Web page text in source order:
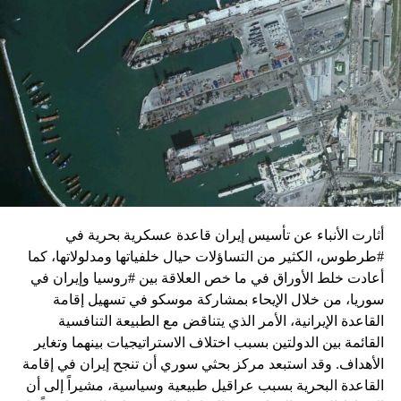
زيارة تأتي في إطار الجهود الدبلوماسية المكثفة التي تبذلها
واشنطن للدفع بالمفاوضات والتوصل إلى اتفاق لوقف لإطلاق
النار في غزة.
ويبدو أن نتنياهو استبق زيارة بلينكن لإسرائيل بالتأكيد على أن
الضغوط يجب أن تتوجه إلى حماس، وليس على حكومته.
كما وقال بيان من مكتب نتنياهو إنه مصر على بقاء القوات
الإسرائيلية في محور فيلادلفيا “لمنع الإرهابيين من إعادة
التسلح”.
وفي هذا السياق، قال الكاتب والباحث السياسي الفلسطيني
جمال زقوت في حديث لـ”سكاي نيوز عربية”:
حماس ليست عقبة في المفاوضات وأي حديث من هذا
القبيل تجني على الموقف الفلسطيني.
المعضلة الأساسية هي أن نتنياهو يعرض المجتمع
الإسرائيلي والمنطقة للخطر.
أثارت الأنباء عن تأسيس إيران قاعدة عسكرية بحرية في
#طرطوس، الكثير من التساؤلات حيال خلفياتها ومدلولاتها، كما
أعادت خلط الأوراق في ما خص العلاقة بين #روسيا وإيران في
سوريا، من خلال الإيحاء بمشاركة موسكو في تسهيل إقامة
القاعدة الإيرانية، الأمر الذي يتناقض مع الطبيعة التنافسية
القائمة بين الدولتين بسبب اختلاف الاستراتيجيات بينهما وتغاير
الأهداف. وقد استبعد مركز بحثي سوري أن تنجح إيران في إقامة
القاعدة البحرية بسبب عراقيل طبيعية وسياسية، مشيراً إلى أن